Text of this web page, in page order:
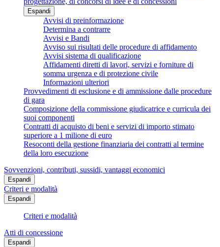
Espandi
Avvisi di preinformazione
Determina a contrarre
Avvisi e Bandi
Avviso sui risultati delle procedure di affidamento
Avvisi sistema di qualificazione
Affidamenti diretti di lavori, servizi e forniture di
somma urgenza e di protezione civile
Informazioni ulteriori
Provvedimenti di esclusione e di ammissione dalle procedure
di gara
Composizione della commissione giudicatrice e curricula dei
suoi componenti
Contratti di acquisto di beni e servizi di importo stimato
superiore a 1 milione di euro
Resoconti della gestione finanziaria dei contratti al termine
della loro esecuzione
Sovvenzioni, contributi, sussidi, vantaggi economici
Espandi
Criteri e modalità
Espandi
Criteri e modalità
Atti di concessione
Espandi